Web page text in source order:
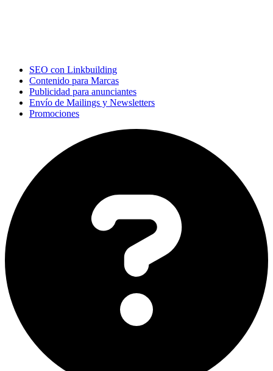
SEO con Linkbuilding
Contenido para Marcas
Publicidad para anunciantes
Envío de Mailings y Newsletters
Promociones